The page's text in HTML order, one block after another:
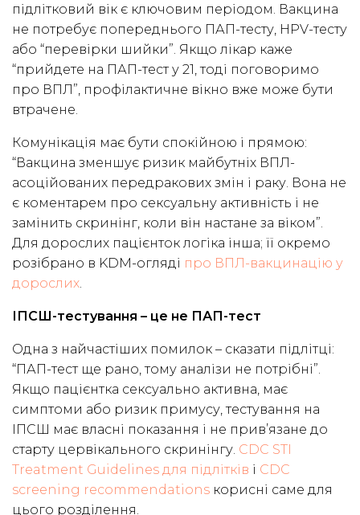
підлітковий вік є ключовим періодом. Вакцина
не потребує попереднього ПАП-тесту, HPV-тесту
або “перевірки шийки”. Якщо лікар каже
“прийдете на ПАП-тест у 21, тоді поговоримо
про ВПЛ”, профілактичне вікно вже може бути
втрачене.
Комунікація має бути спокійною і прямою:
“Вакцина зменшує ризик майбутніх ВПЛ-
асоційованих передракових змін і раку. Вона не
є коментарем про сексуальну активність і не
замінить скринінг, коли він настане за віком”.
Для дорослих пацієнток логіка інша; її окремо
розібрано в KDM-огляді про ВПЛ-вакцинацію у
дорослих.
ІПСШ-тестування – це не ПАП-тест
Одна з найчастіших помилок – сказати підлітці:
“ПАП-тест ще рано, тому аналізи не потрібні”.
Якщо пацієнтка сексуально активна, має
симптоми або ризик примусу, тестування на
ІПСШ має власні показання і не прив’язане до
старту цервікального скринінгу. CDC STI
Treatment Guidelines для підлітків і CDC
screening recommendations корисні саме для
цього розділення.